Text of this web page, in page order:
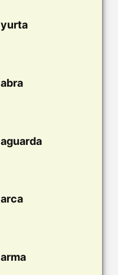
yurta
abra
aguarda
arca
arma